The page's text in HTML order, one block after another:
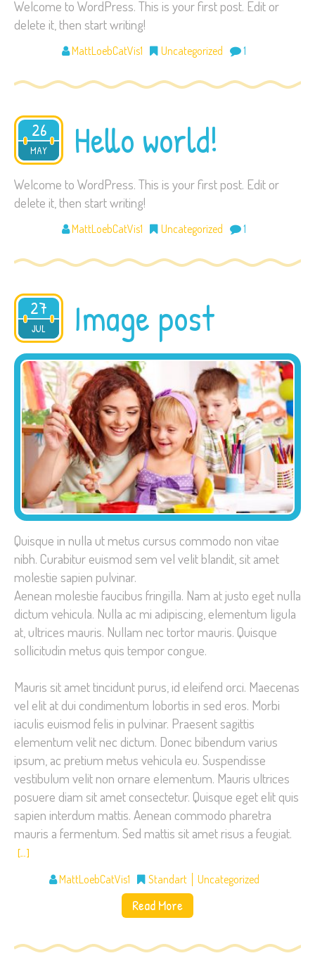
Welcome to WordPress. This is your first post. Edit or
delete it, then start writing!
MattLoebCatVis1 Uncategorized 1
26
MAY
2021 Hello world!
Welcome to WordPress. This is your first post. Edit or
delete it, then start writing!
MattLoebCatVis1 Uncategorized 1
27
JUL
2015 Image post
Quisque in nulla ut metus cursus commodo non vitae
nibh. Curabitur euismod sem vel velit blandit, sit amet
molestie sapien pulvinar.
Aenean molestie faucibus fringilla. Nam at justo eget nulla
dictum vehicula. Nulla ac mi adipiscing, elementum ligula
at, ultrices mauris. Nullam nec tortor mauris. Quisque
sollicitudin metus quis tempor congue.
Mauris sit amet tincidunt purus, id eleifend orci. Maecenas
vel elit at dui condimentum lobortis in sed eros. Morbi
iaculis euismod felis in pulvinar. Praesent sagittis
elementum velit nec dictum. Donec bibendum varius
ipsum, ac pretium metus vehicula eu. Suspendisse
vestibulum velit non ornare elementum. Mauris ultrices
posuere diam sit amet consectetur. Quisque eget elit quis
sapien interdum mattis. Aenean commodo pharetra
mauris a fermentum. Sed mattis sit amet risus a feugiat.
[…]
MattLoebCatVis1 Standart Uncategorized
Read More